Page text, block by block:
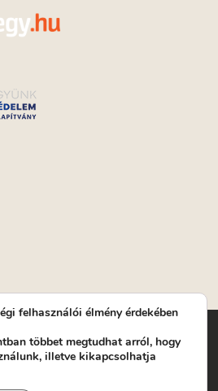
Nonprofit Kft. | Működési
1089 Budapest, Kálvária tér 6. |
Kálvária tér 14. | Titkárság:
felhasználói élmény érdekében
többet megtudhat arról, hogy
illetve kikapcsolhatja